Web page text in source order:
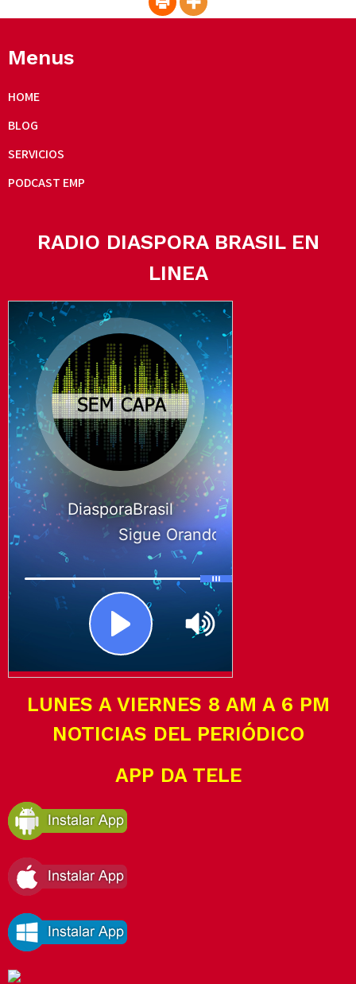
Menus
HOME
BLOG
SERVICIOS
PODCAST EMP
RADIO DIASPORA BRASIL EN
LINEA
LUNES A VIERNES 8 AM A 6 PM
NOTICIAS DEL PERIÓDICO
APP DA TELE